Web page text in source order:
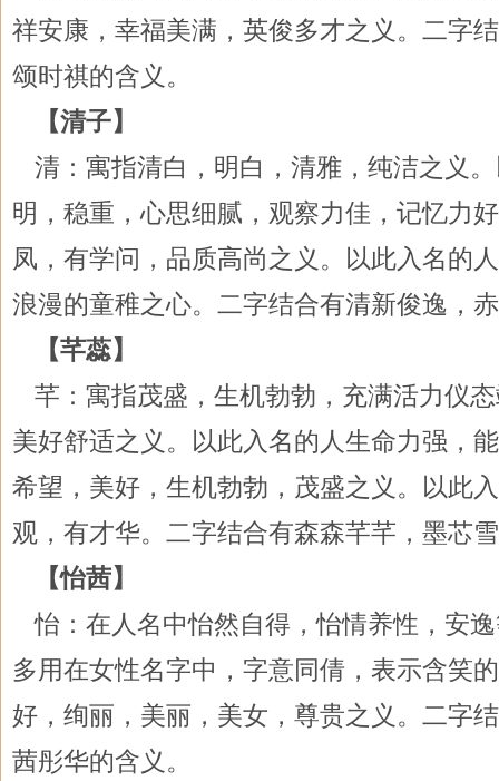
祥安康，幸福美满，英俊多才之义。二字
颂时祺的含义。
【清子】
清：寓指清白，明白，清雅，纯洁之义
明，稳重，心思细腻，观察力佳，记忆力
凤，有学问，品质高尚之义。以此入名的
浪漫的童稚之心。二字结合有清新俊逸，
【芊蕊】
芊：寓指茂盛，生机勃勃，充满活力仪
美好舒适之义。以此入名的人生命力强，
希望，美好，生机勃勃，茂盛之义。以此
观，有才华。二字结合有森森芊芊，墨芯
【怡茜】
怡：在人名中怡然自得，怡情养性，安
多用在女性名字中，字意同倩，表示含笑
好，绚丽，美丽，美女，尊贵之义。二字
茜彤华的含义。